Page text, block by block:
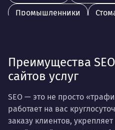
Промышленники
Риелторы
Ремонт быт.
Преимущества
сайтов услуг
SEO — это не просто
работает на вас
заказу клиентов,